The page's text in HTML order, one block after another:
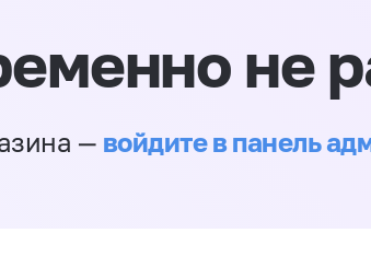
не
— войдите в панель